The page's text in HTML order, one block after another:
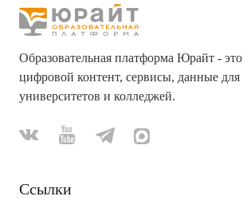
Образовательная платформа Юрайт - это
цифровой контент, сервисы, данные для
университетов и колледжей.
Ссылки